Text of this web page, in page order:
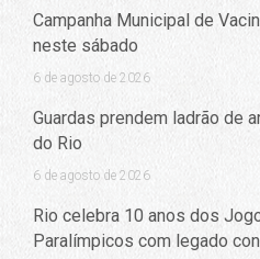
Campanha Municipal de
neste sábado
6 de agosto de 2026
Guardas prendem ladrão de
do Rio
6 de agosto de 2026
Rio celebra 10 anos dos
Paralímpicos com legado